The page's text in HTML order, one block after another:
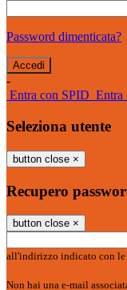
Password dimenticata?
-
Entra con SPID Entra
Seleziona utente
button close ×
Recupero
button close ×
all'indirizzo indicato con le
Non hai una e-mail